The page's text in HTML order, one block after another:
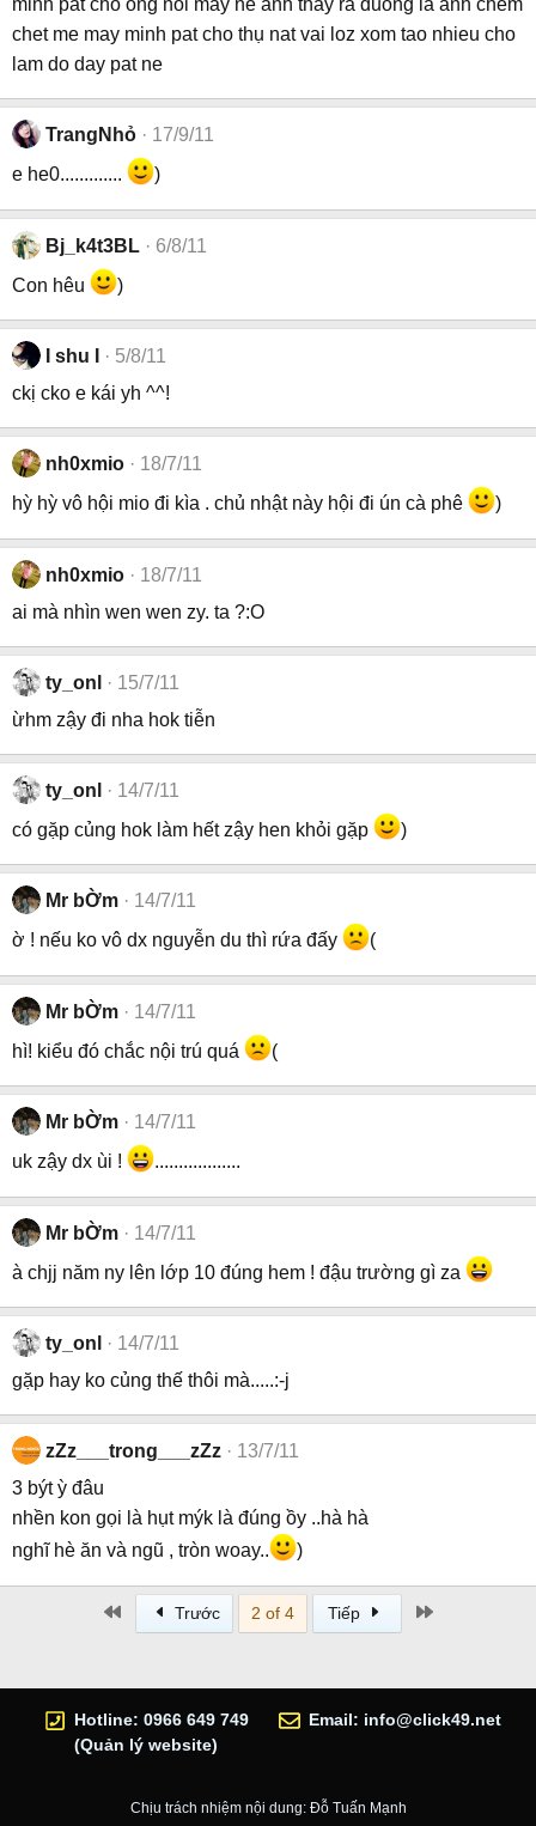
minh pat cho ong noi may ne anh thay ra duong la anh chem
chet me may minh pat cho thụ nat vai loz xom tao nhieu cho
lam do day pat ne
TrangNhỏ
17/9/11
e he0.............
)
Bj_k4t3BL
6/8/11
Con hêu
)
I shu I
5/8/11
ckị cko e kái yh ^^!
nh0xmio
18/7/11
hỳ hỳ vô hội mio đi kìa . chủ nhật này hội đi ún cà phê
)
nh0xmio
18/7/11
ai mà nhìn wen wen zy. ta ?:O
ty_onl
15/7/11
ừhm zậy đi nha hok tiễn
ty_onl
14/7/11
có gặp củng hok làm hết zậy hen khỏi gặp
)
Mr bỜm
14/7/11
ờ ! nếu ko vô dx nguyễn du thì rứa đấy
(
Mr bỜm
14/7/11
hì! kiểu đó chắc nội trú quá
(
Mr bỜm
14/7/11
uk zậy dx ùi !
..................
Mr bỜm
14/7/11
à chjj năm ny lên lớp 10 đúng hem ! đậu trường gì za
ty_onl
14/7/11
gặp hay ko củng thế thôi mà.....:-j
zZz___trong___zZz
13/7/11
3 být ỳ đâu
nhền kon gọi là hụt mýk là đúng ồy ..hà hà
nghĩ hè ăn và ngũ , tròn woay..
)
Trước 2 of 4 Tiếp
Hotline: 0966 649 749
(Quản lý website)
Email: info@click49.net
Chịu trách nhiệm nội dung: Đỗ Tuấn Mạnh